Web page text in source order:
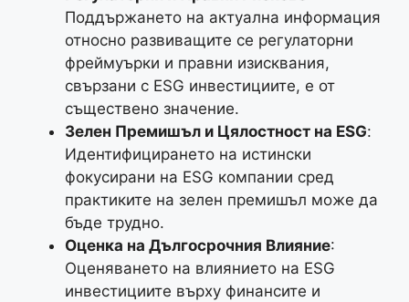
Поддържането на актуална информация
относно развиващите се регулаторни
фреймуърки и правни изисквания,
свързани с ESG инвестициите, е от
съществено значение.
Зелен Премишъл и Цялостност на ESG:
Идентифицирането на истински
фокусирани на ESG компании сред
практиките на зелен премишъл може да
бъде трудно.
Оценка на Дългосрочния Влияние:
Оценяването на влиянието на ESG
инвестициите върху финансите и